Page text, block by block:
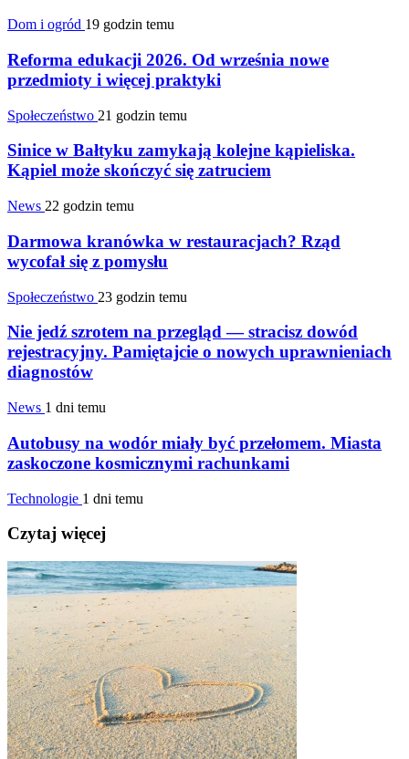
Dom i ogród 19 godzin temu
Reforma edukacji 2026. Od września nowe
przedmioty i więcej praktyki
Społeczeństwo 21 godzin temu
Sinice w Bałtyku zamykają kolejne kąpieliska.
Kąpiel może skończyć się zatruciem
News 22 godzin temu
Darmowa kranówka w restauracjach? Rząd
wycofał się z pomysłu
Społeczeństwo 23 godzin temu
Nie jedź szrotem na przegląd — stracisz dowód
rejestracyjny. Pamiętajcie o nowych uprawnieniach
diagnostów
News 1 dni temu
Autobusy na wodór miały być przełomem. Miasta
zaskoczone kosmicznymi rachunkami
Technologie 1 dni temu
Czytaj więcej